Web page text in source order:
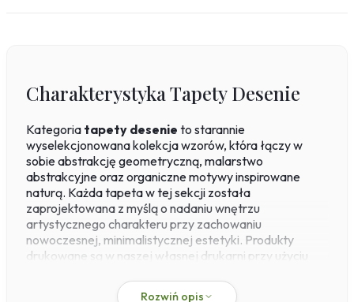
Charakterystyka Tapety Desenie
Kategoria tapety desenie to starannie
wyselekcjonowana kolekcja wzorów, która łączy w
sobie abstrakcję geometryczną, malarstwo
abstrakcyjne oraz organiczne motywy inspirowane
naturą. Każda tapeta w tej sekcji została
zaprojektowana z myślą o nadaniu wnętrzu
artystycznego charakteru przy zachowaniu
nowoczesnej, minimalistycznej estetyki. Produkty
drukowane są w naszej własnej drukarni przy użyciu
wysoką trwałość kolorów i precyzję detali na
Rozwiń opis